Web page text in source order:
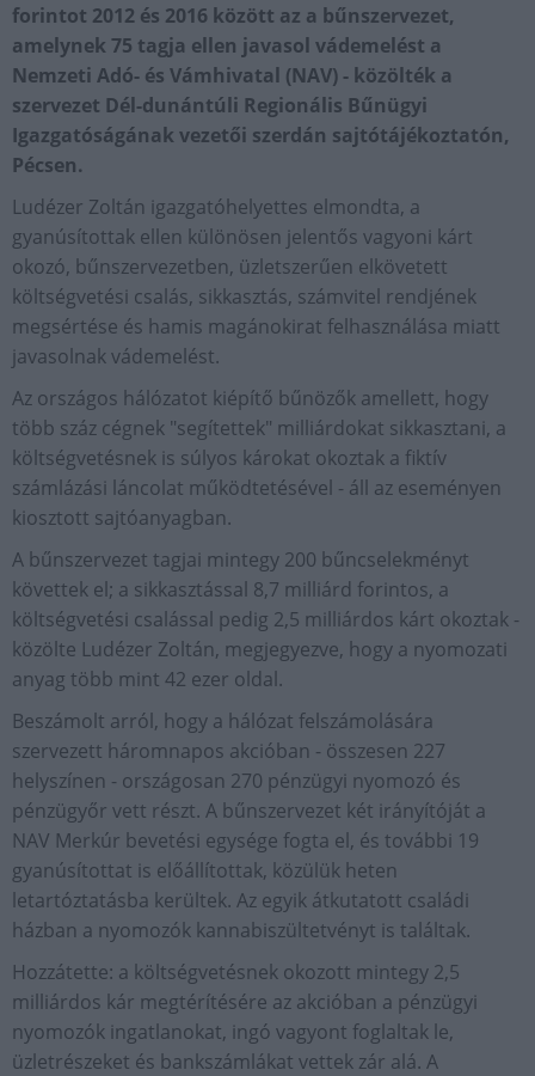
forintot 2012 és 2016 között az a bűnszervezet,
amelynek 75 tagja ellen javasol vádemelést a
Nemzeti Adó- és Vámhivatal (NAV) - közölték a
szervezet Dél-dunántúli Regionális Bűnügyi
Igazgatóságának vezetői szerdán sajtótájékoztatón,
Pécsen.
Ludézer Zoltán igazgatóhelyettes elmondta, a
gyanúsítottak ellen különösen jelentős vagyoni kárt
okozó, bűnszervezetben, üzletszerűen elkövetett
költségvetési csalás, sikkasztás, számvitel rendjének
megsértése és hamis magánokirat felhasználása miatt
javasolnak vádemelést.
Az országos hálózatot kiépítő bűnözők amellett, hogy
több száz cégnek "segítettek" milliárdokat sikkasztani, a
költségvetésnek is súlyos károkat okoztak a fiktív
számlázási láncolat működtetésével - áll az eseményen
kiosztott sajtóanyagban.
A bűnszervezet tagjai mintegy 200 bűncselekményt
követtek el; a sikkasztással 8,7 milliárd forintos, a
költségvetési csalással pedig 2,5 milliárdos kárt okoztak -
közölte Ludézer Zoltán, megjegyezve, hogy a nyomozati
anyag több mint 42 ezer oldal.
Beszámolt arról, hogy a hálózat felszámolására
szervezett háromnapos akcióban - összesen 227
helyszínen - országosan 270 pénzügyi nyomozó és
pénzügyőr vett részt. A bűnszervezet két irányítóját a
NAV Merkúr bevetési egysége fogta el, és további 19
gyanúsítottat is előállítottak, közülük heten
letartóztatásba kerültek. Az egyik átkutatott családi
házban a nyomozók kannabiszültetvényt is találtak.
Hozzátette: a költségvetésnek okozott mintegy 2,5
milliárdos kár megtérítésére az akcióban a pénzügyi
nyomozók ingatlanokat, ingó vagyont foglaltak le,
üzletrészeket és bankszámlákat vettek zár alá. A